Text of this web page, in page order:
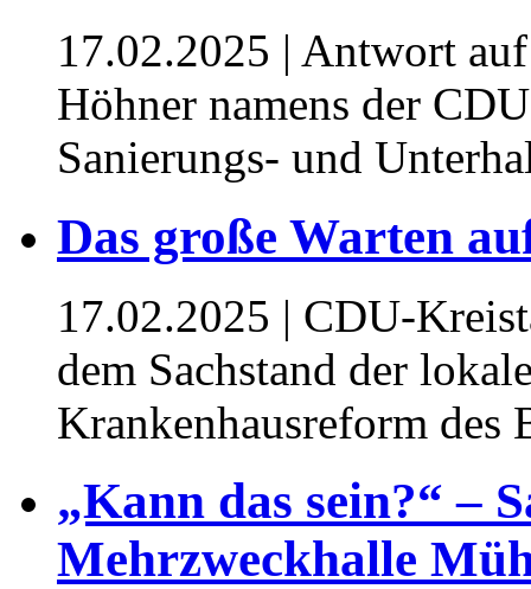
17.02.2025 | Antwort
Höhner namens der
Sanierungs- und
Das große Warten
17.02.2025 | CDU-
dem Sachstand der
Krankenhausreform des
„Kann das sein?“ –
Mehrzweckhalle